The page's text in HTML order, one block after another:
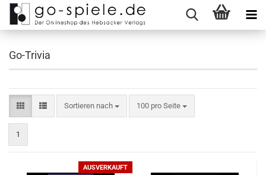
Go-Trivia
Sortieren nach 100 pro Seite
1
AUSVERKAUFT